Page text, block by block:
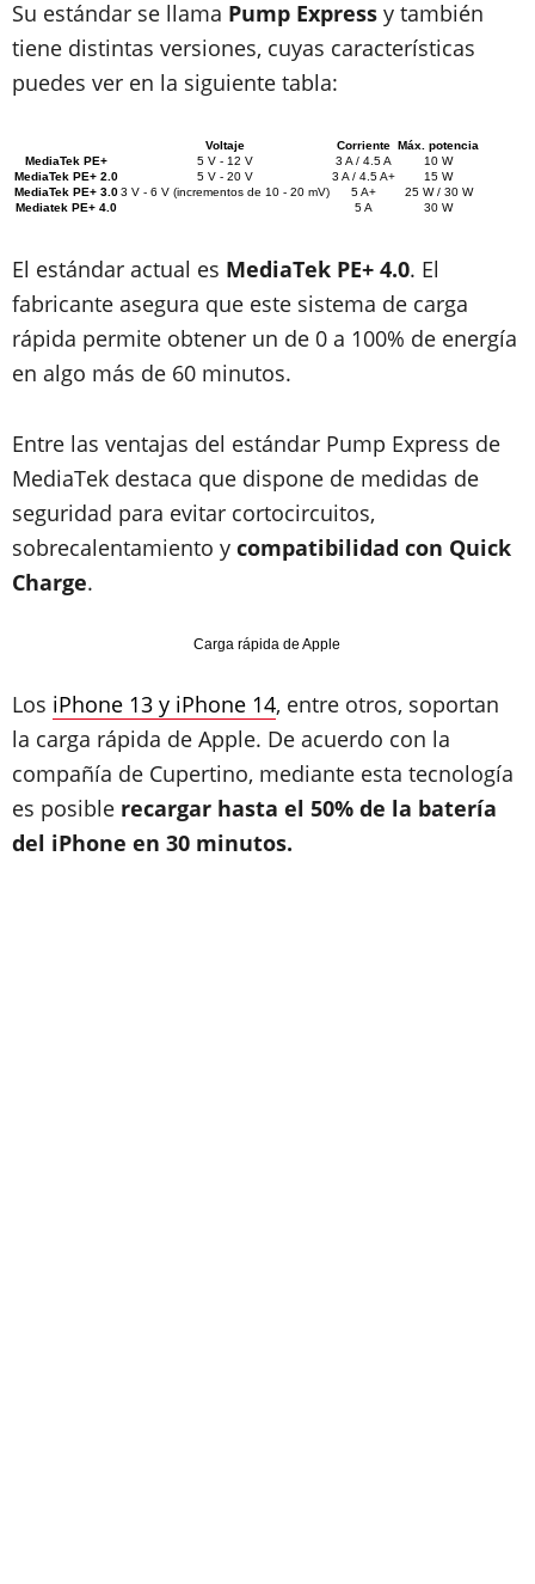
Su estándar se llama Pump Express y también
tiene distintas versiones, cuyas características
puedes ver en la siguiente tabla:
Voltaje Corriente Máx. potencia
MediaTek PE+
5 V - 12 V 3 A / 4.5 A
10 W
MediaTek PE+ 2.0
5 V - 20 V 3 A / 4.5 A+
15 W
MediaTek PE+ 3.03 V - 6 V (incrementos de 10 - 20 mV) 5 A+
25 W / 30 W
Mediatek PE+ 4.0
5 A 30 W
El estándar actual es MediaTek PE+ 4.0. El
fabricante asegura que este sistema de carga
rápida permite obtener un de 0 a 100% de energía
en algo más de 60 minutos.
Entre las ventajas del estándar Pump Express de
MediaTek destaca que dispone de medidas de
seguridad para evitar cortocircuitos,
sobrecalentamiento y compatibilidad con Quick
Charge.
Carga rápida de Apple
Los iPhone 13 y iPhone 14, entre otros, soportan
la carga rápida de Apple. De acuerdo con la
compañía de Cupertino, mediante esta tecnología
es posible recargar hasta el 50% de la batería
del iPhone en 30 minutos.